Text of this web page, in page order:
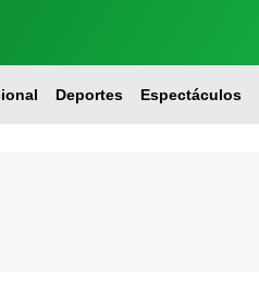
Deportes Espectáculos